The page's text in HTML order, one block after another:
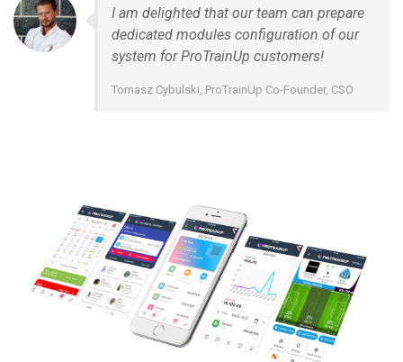
I am delighted that our team can prepare
dedicated modules configuration of our
system for ProTrainUp customers!
Tomasz Cybulski, ProTrainUp Co-Founder, CSO